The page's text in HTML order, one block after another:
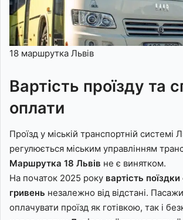
18 маршрутка Львів
Вартість проїзду та
оплати
Проїзд у міській транспортній системі
регулюється міським управлінням
Маршрутка 18 Львів не є винятком.
На початок 2025 року вартість
гривень незалежно від відстані.
оплачувати проїзд як готівкою, так і